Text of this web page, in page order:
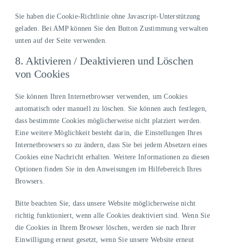
Sie haben die Cookie-Richtlinie ohne Javascript-Unterstützung
geladen. Bei AMP können Sie den Button Zustimmung verwalten
unten auf der Seite verwenden.
8. Aktivieren / Deaktivieren und Löschen
von Cookies
Sie können Ihren Internetbrowser verwenden, um Cookies
automatisch oder manuell zu löschen. Sie können auch festlegen,
dass bestimmte Cookies möglicherweise nicht platziert werden.
Eine weitere Möglichkeit besteht darin, die Einstellungen Ihres
Internetbrowsers so zu ändern, dass Sie bei jedem Absetzen eines
Cookies eine Nachricht erhalten. Weitere Informationen zu diesen
Optionen finden Sie in den Anweisungen im Hilfebereich Ihres
Browsers.
Bitte beachten Sie, dass unsere Website möglicherweise nicht
richtig funktioniert, wenn alle Cookies deaktiviert sind. Wenn Sie
die Cookies in Ihrem Browser löschen, werden sie nach Ihrer
Einwilligung erneut gesetzt, wenn Sie unsere Website erneut